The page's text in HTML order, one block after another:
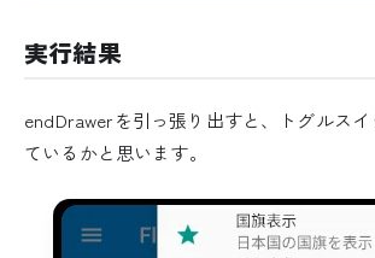
実行結果
endDrawerを引っ張り出すと、トグルス
ているかと思います。